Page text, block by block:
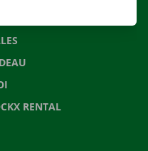
RENTAL